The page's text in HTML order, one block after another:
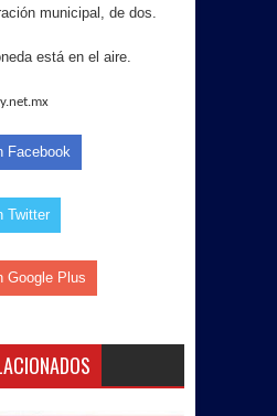
municipal, de dos.
está en el aire.
Facebook
Twitter
Google Plus